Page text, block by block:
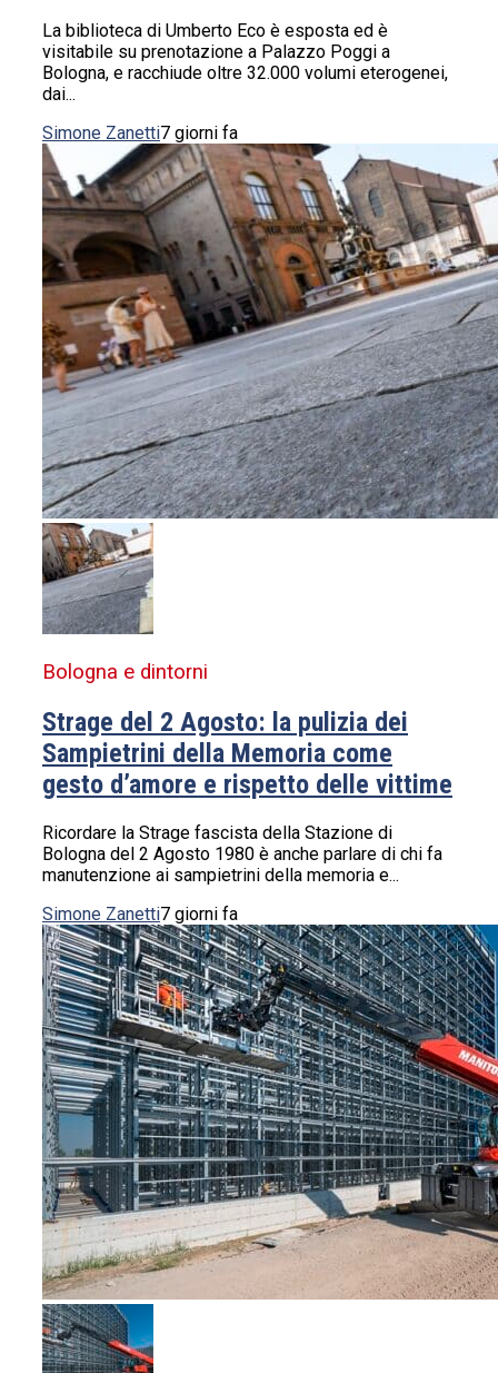
La biblioteca di Umberto Eco è esposta ed è
visitabile su prenotazione a Palazzo Poggi a
Bologna, e racchiude oltre 32.000 volumi eterogenei,
dai...
Simone Zanetti7 giorni fa
Bologna e dintorni
Strage del 2 Agosto: la pulizia dei
Sampietrini della Memoria come
gesto d’amore e rispetto delle vittime
Ricordare la Strage fascista della Stazione di
Bologna del 2 Agosto 1980 è anche parlare di chi fa
manutenzione ai sampietrini della memoria e...
Simone Zanetti7 giorni fa